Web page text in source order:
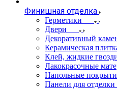
Финишная отделка
Герметики
Двери
Декоративный
Керамическая
Клей, жидкие
Лакокрасочные
Напольные
Панели для